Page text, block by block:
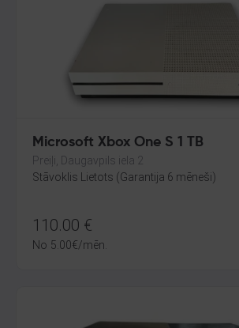
Microsoft Xbox One S 1 TB
Preiļi, Daugavpils iela 2
Stāvoklis Lietots (Garantija 6 mēneši)
110.00 €
No 5.00€/mēn.